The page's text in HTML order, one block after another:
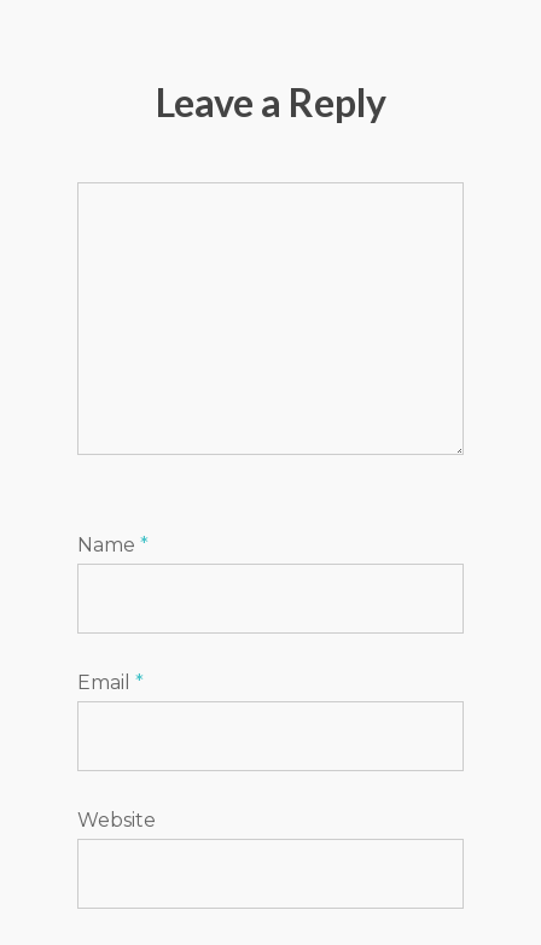
Leave a Reply
Name *
Email *
Website